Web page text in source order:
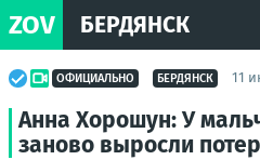
ZOV БЕРДЯНСК
ОФИЦИАЛЬНО БЕРДЯНСК 11
Анна Хорошун: У
заново выросли